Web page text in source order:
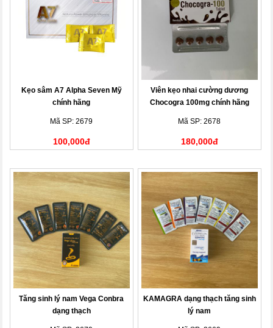
Kẹo sâm A7 Alpha Seven Mỹ
chính hãng
Mã SP: 2679
100,000đ
Viên kẹo nhai cường dương
Chocogra 100mg chính hãng
Mã SP: 2678
180,000đ
Tăng sinh lý nam Vega Conbra
dạng thạch
KAMAGRA dạng thạch tăng sinh
lý nam